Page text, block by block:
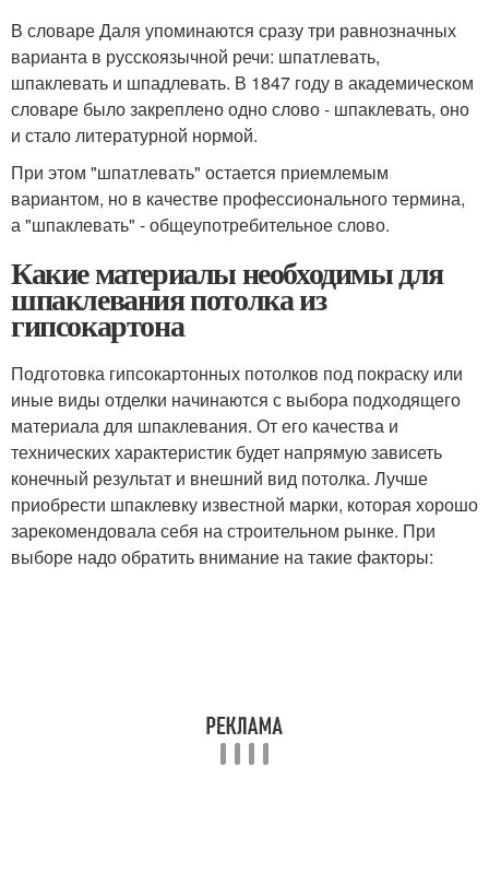
В словаре Даля упоминаются сразу три равнозначных
варианта в русскоязычной речи: шпатлевать,
шпаклевать и шпадлевать. В 1847 году в академическом
словаре было закреплено одно слово - шпаклевать, оно
и стало литературной нормой.
При этом "шпатлевать" остается приемлемым
вариантом, но в качестве профессионального термина,
а "шпаклевать" - общеупотребительное слово.
Какие материалы необходимы для
шпаклевания потолка из
гипсокартона
Подготовка гипсокартонных потолков под покраску или
иные виды отделки начинаются с выбора подходящего
материала для шпаклевания. От его качества и
технических характеристик будет напрямую зависеть
конечный результат и внешний вид потолка. Лучше
приобрести шпаклевку известной марки, которая хорошо
зарекомендовала себя на строительном рынке. При
выборе надо обратить внимание на такие факторы: